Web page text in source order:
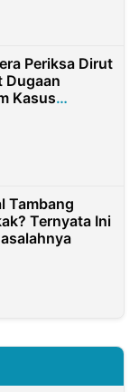
Periksa Dirut
Dugaan
Kasus
Rp2,58
Tambang
Ternyata Ini